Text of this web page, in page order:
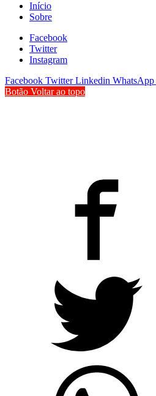
Início
Sobre
Facebook
Twitter
Instagram
Facebook Twitter Linkedin WhatsApp
Botão Voltar ao topo